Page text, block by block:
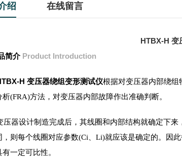
绍 在线留言
HTBX-H 变
简介 Product Introduction
H 变压器绕组变形测试仪根据对变压器内部绕组
析(FRA)方法，对变压器内部故障作出准确判断。
压器设计制造完成后，其线圈和内部结构就确定下
，则每个线圈对应参数(Ci Li)就应该是确定的。因
一定可比性。